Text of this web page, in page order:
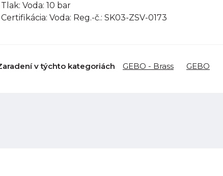
Tlak: Voda: 10 bar
Certifikácia: Voda: Reg.-č.: SK03-ZSV-0173
v týchto kategoriách GEBO - Brass GEBO